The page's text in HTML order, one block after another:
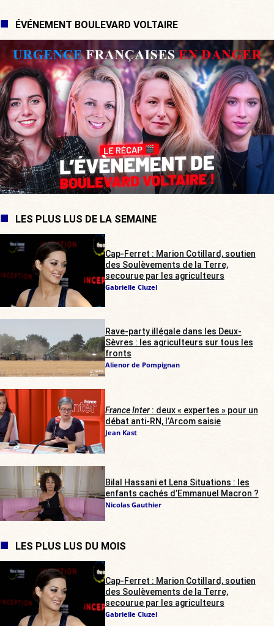
ÉVÉNEMENT BOULEVARD VOLTAIRE
LES PLUS LUS DE LA SEMAINE
Cap-Ferret : Marion Cotillard, soutien
des Soulèvements de la Terre,
secourue par les agriculteurs
Gabrielle Cluzel
Rave-party illégale dans les Deux-
Sèvres : les agriculteurs sur tous les
fronts
Alienor de Pompignan
France Inter: deux « expertes » pour un
débat anti-RN, l’Arcom saisie
Jean Kast
Bilal Hassani et Lena Situations : les
enfants cachés d’Emmanuel Macron ?
Nicolas Gauthier
LES PLUS LUS DU MOIS
Cap-Ferret : Marion Cotillard, soutien
des Soulèvements de la Terre,
secourue par les agriculteurs
Gabrielle Cluzel